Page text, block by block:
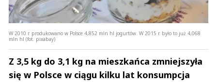
W 2010 r. produkowano w Polsce 4,852 mln hl jogurtów. W 2015 r. było to już 4,068
mln hl (fot. pixabay)
Z 3,5 kg do 3,1 kg na mieszkańca zmniejszyła
się w Polsce w ciągu kilku lat konsumpcja